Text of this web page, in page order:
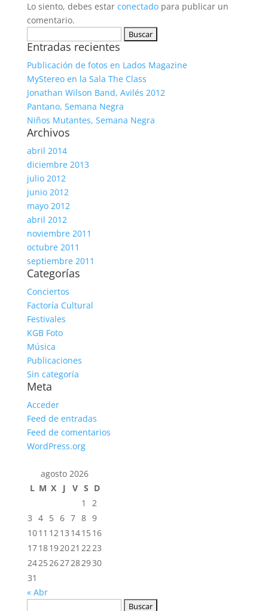
Lo siento, debes estar conectadopara publicar un
comentario.
Entradas recientes
Publicación de fotos en Lados Magazine
MyStereo en la Sala The Class
Jonathan Wilson Band, Avilés 2012
Pantano, Semana Negra
Niños Mutantes, Semana Negra
Archivos
abril 2014
diciembre 2013
julio 2012
junio 2012
mayo 2012
abril 2012
noviembre 2011
octubre 2011
septiembre 2011
Categorías
Conciertos
Factoría Cultural
Festivales
KGB Foto
Música
Publicaciones
Sin categoría
Meta
Acceder
Feed de entradas
Feed de comentarios
WordPress.org
agosto 2026
L M X J V S D
1
2
3 4 5 6 7 8 9
1011 1213 141516
1718192021 2223
24252627282930
31
« Abr